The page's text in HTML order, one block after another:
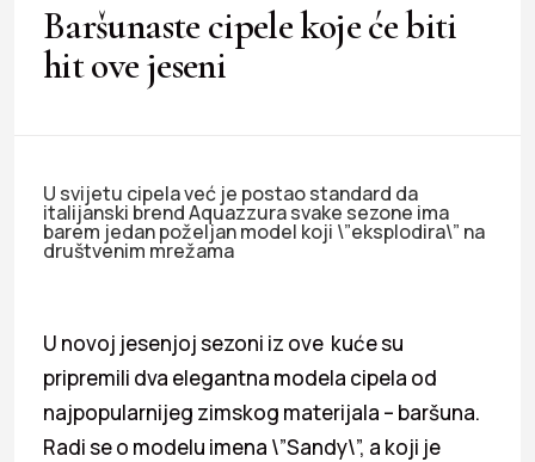
Baršunaste cipele koje će biti
hit ove jeseni
U svijetu cipela već je postao standard da
italijanski brend Aquazzura svake sezone ima
barem jedan poželjan model koji \”eksplodira\” na
društvenim mrežama
U novoj jesenjoj sezoni iz ove kuće su
pripremili dva elegantna modela cipela od
najpopularnijeg zimskog materijala – baršuna.
Radi se o modelu imena \”Sandy\”, a koji je